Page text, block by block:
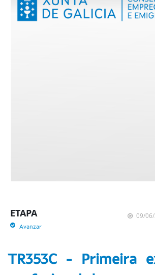
09/
ETAPA
Avanzar
TR353C - Primeira